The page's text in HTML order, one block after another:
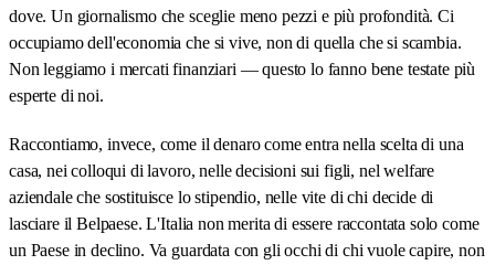
dove. Un giornalismo che sceglie meno pezzi e più profondità. Ci
occupiamo dell'economia che si vive, non di quella che si scambia.
Non leggiamo i mercati finanziari — questo lo fanno bene testate più
esperte di noi.
Raccontiamo, invece, come il denaro come entra nella scelta di una
casa, nei colloqui di lavoro, nelle decisioni sui figli, nel welfare
aziendale che sostituisce lo stipendio, nelle vite di chi decide di
lasciare il Belpaese. L'Italia non merita di essere raccontata solo come
un Paese in declino. Va guardata con gli occhi di chi vuole capire, non